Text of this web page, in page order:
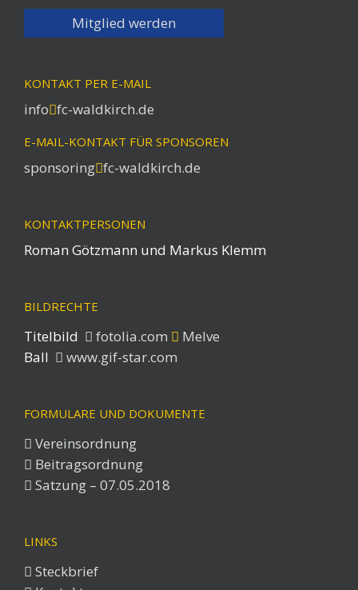
Mitglied werden
KONTAKT PER E-MAIL
info fc-waldkirch.de
E-MAIL-KONTAKT FÜR SPONSOREN
sponsoring fc-waldkirch.de
KONTAKTPERSONEN
Roman Götzmann und Markus Klemm
BILDRECHTE
Titelbild fotolia.com
Melve
Ball
www.gif-star.com
FORMULARE UND DOKUMENTE
Vereinsordnung
Beitragsordnung
Satzung – 07.05.2018
LINKS
Steckbrief